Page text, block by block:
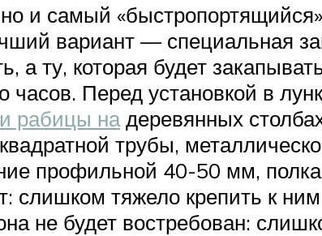
и самый
вариант — специальная
а ту, которая будет
часов. Перед установкой в
рабицы надеревянных
трубы,
профильной 40-50 мм,
тяжело крепить к ним
не будет востребован: